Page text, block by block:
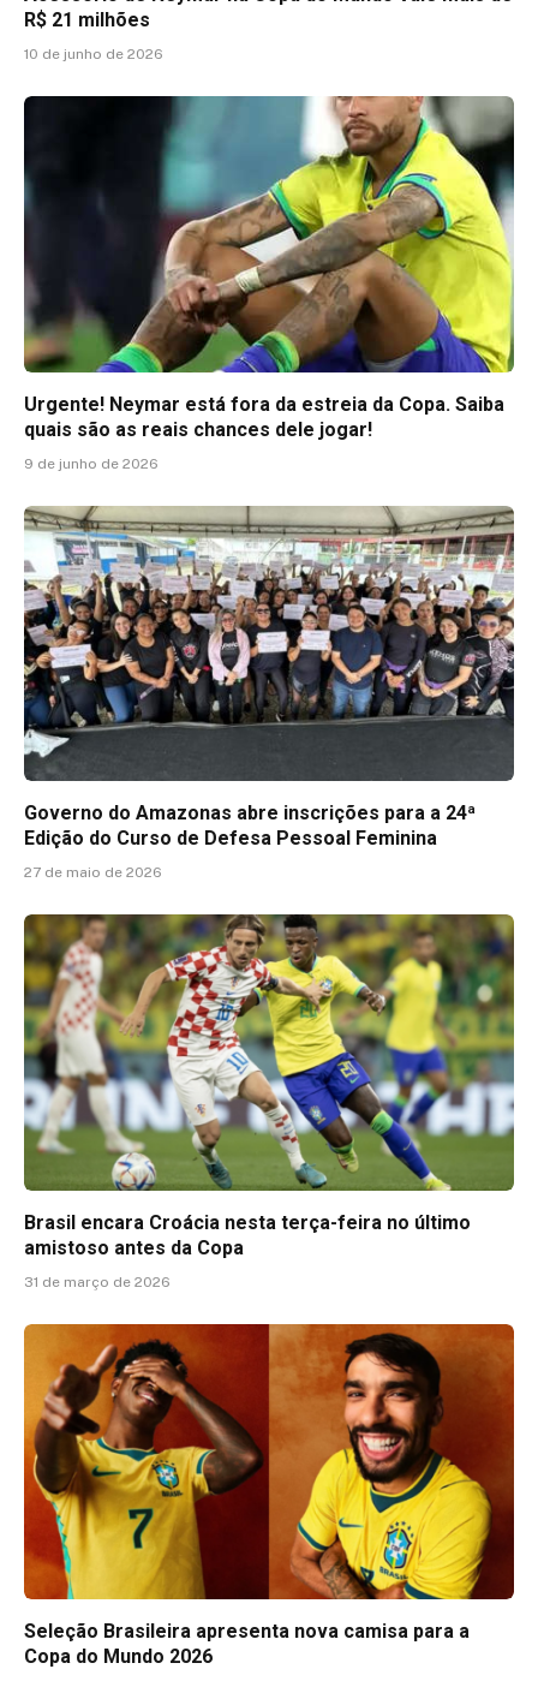
R$ 21 milhões
10 de junho de 2026
Urgente! Neymar está fora da estreia da Copa. Saiba
quais são as reais chances dele jogar!
9 de junho de 2026
Governo do Amazonas abre inscrições para a 24ª
Edição do Curso de Defesa Pessoal Feminina
27 de maio de 2026
Brasil encara Croácia nesta terça-feira no último
amistoso antes da Copa
31 de março de 2026
Seleção Brasileira apresenta nova camisa para a
Copa do Mundo 2026